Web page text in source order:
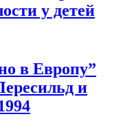
у детей
в Европу”
и